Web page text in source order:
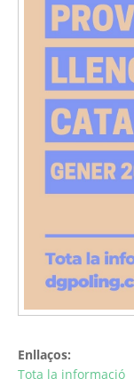
Enllaços:
Tota la informació